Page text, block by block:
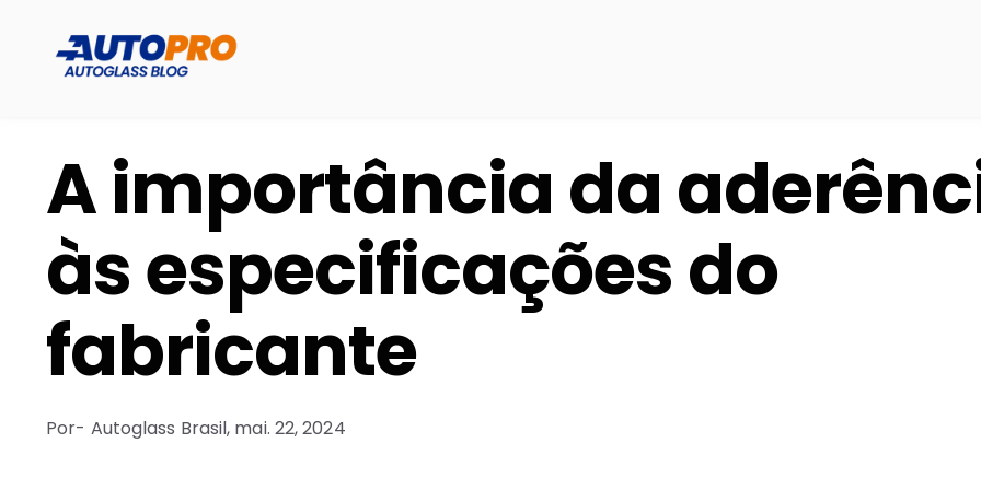
A importância da
às especificações do
fabricante
Por- Autoglass Brasil, mai. 22, 2024